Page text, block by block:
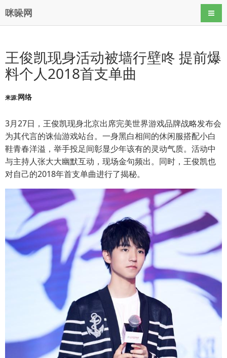
咪哚网 导航
王俊凯现身活动被墙行壁咚 提前爆
料个人2018首支单曲
来源:网络
3月27日，王俊凯现身北京出席完美世界游戏品牌战略发布会
为其代言的诛仙游戏站台。一身黑白相间的休闲服搭配小白
鞋青春洋溢，举手投足间彰显少年该有的灵动气质。活动中
与主持人张大大幽默互动，现场金句频出。同时，王俊凯也
对自己的2018年首支单曲进行了揭秘。